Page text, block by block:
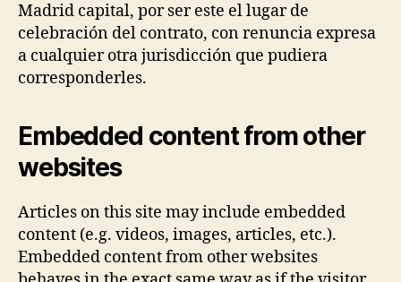
Madrid capital, por ser este el lugar de
celebración del contrato, con renuncia expresa
a cualquier otra jurisdicción que pudiera
corresponderles.
Embedded content from other
websites
Articles on this site may include embedded
content (e.g. videos, images, articles, etc.).
Embedded content from other websites